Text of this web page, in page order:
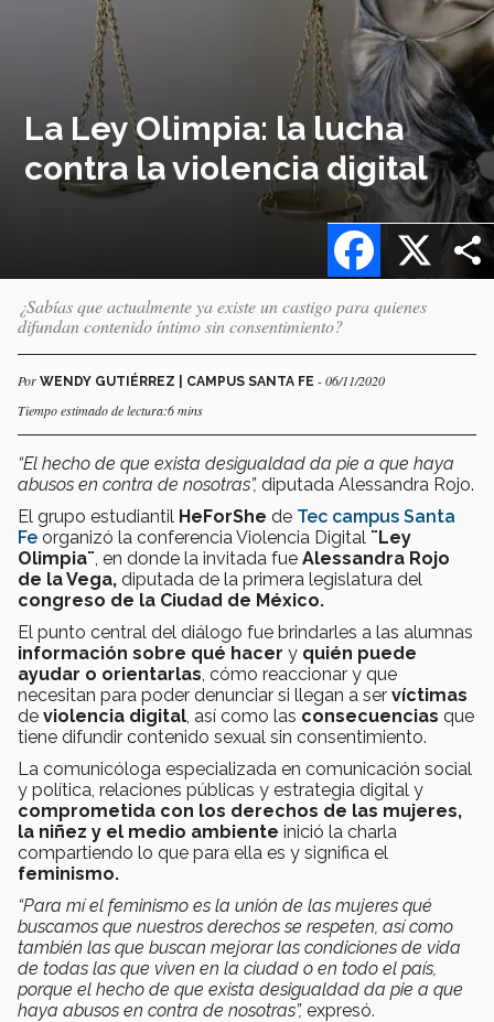
La Ley Olimpia: la lucha
contra la violencia digital
X
Facebook
¿Sabías que actualmente ya existe un castigo para quienes
difundan contenido íntimo sin consentimiento?
Por WENDY GUTIÉRREZ | CAMPUS SANTA FE - 06/11/2020
Tiempo estimado de lectura:6 mins
“El hecho de que exista desigualdad da pie a que haya
abusos en contra de nosotras”, diputada Alessandra Rojo.
El grupo estudiantil HeForShe de Tec campus Santa
Fe organizó la conferencia Violencia Digital ¨Ley
Olimpia¨ , en donde la invitada fue Alessandra Rojo
de la Vega, diputada de la primera legislatura del
congreso de la Ciudad de México.
El punto central del diálogo fue brindarles a las alumnas
información sobre qué hacer y quién puede
ayudar o orientarlas , cómo reaccionar y que
necesitan para poder denunciar si llegan a ser víctimas
de violencia digital , así como las consecuencias que
tiene difundir contenido sexual sin consentimiento.
La comunicóloga especializada en comunicación social
y política, relaciones públicas y estrategia digital y
comprometida con los derechos de las mujeres,
la niñez y el medio ambiente inició la charla
compartiendo lo que para ella es y significa el
feminismo.
“Para mí el feminismo es la unión de las mujeres qué
buscamos que nuestros derechos se respeten, así como
también las que buscan mejorar las condiciones de vida
de todas las que viven en la ciudad o en todo el país,
porque el hecho de que exista desigualdad da pie a que
haya abusos en contra de nosotras”, expresó.